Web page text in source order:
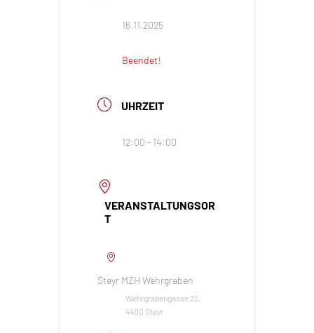
16.11.2025
Beendet!
UHRZEIT
12:00 - 14:00
VERANSTALTUNGSOR
T
Steyr MZH Wehrgraben
Wehrgrabengasse 22,
4400 Steyr